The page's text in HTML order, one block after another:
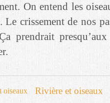
On entend les
Le crissement de nos
prendrait
Rivière et oiseaux